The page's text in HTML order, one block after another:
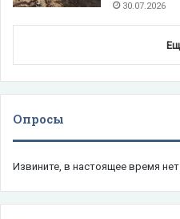
30.07.2026
Опросы
Извините, в настоящее время